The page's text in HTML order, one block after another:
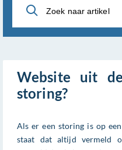
Website uit
storing?
Als er een storing is op
staat dat altijd vermeld